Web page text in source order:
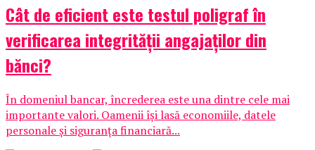
Cât de eficient este testul poligraf în
verificarea integrității angajaților din
bănci?
În domeniul bancar, încrederea este una dintre cele mai
importante valori. Oamenii își lasă economiile, datele
personale și siguranța financiară...